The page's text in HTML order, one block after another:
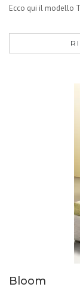
Ecco qui il modello
Bloom